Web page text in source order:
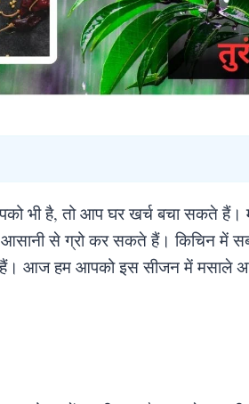
भी है, तो आप घर खर्च बचा सकते
से ग्रो कर सकते हैं। किचिन में
हैं। आज हम आपको इस सीजन में मसाले